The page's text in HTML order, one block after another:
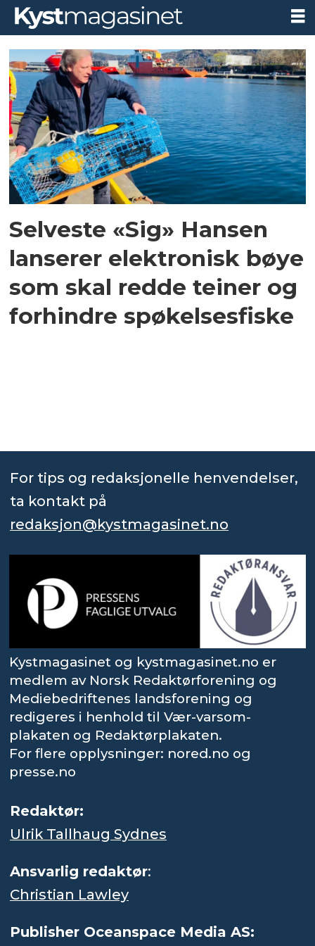
Tag:
resqunit
Selveste «Sig» Hansen
lanserer elektronisk bøye
som skal redde teiner og
forhindre spøkelsesfiske
For tips og redaksjonelle henvendelser,
ta kontakt på
redaksjon@kystmagasinet.no
Kystmagasinet og kystmagasinet.no er
medlem av Norsk Redaktørforening og
Mediebedriftenes landsforening og
redigeres i henhold til Vær-varsom-
plakaten og Redaktørplakaten.
For flere opplysninger: nored.no og
presse.no
Redaktør:
Ulrik Tallhaug Sydnes
Ansvarlig redaktør:
Christian Lawley
Publisher Oceanspace Media AS: